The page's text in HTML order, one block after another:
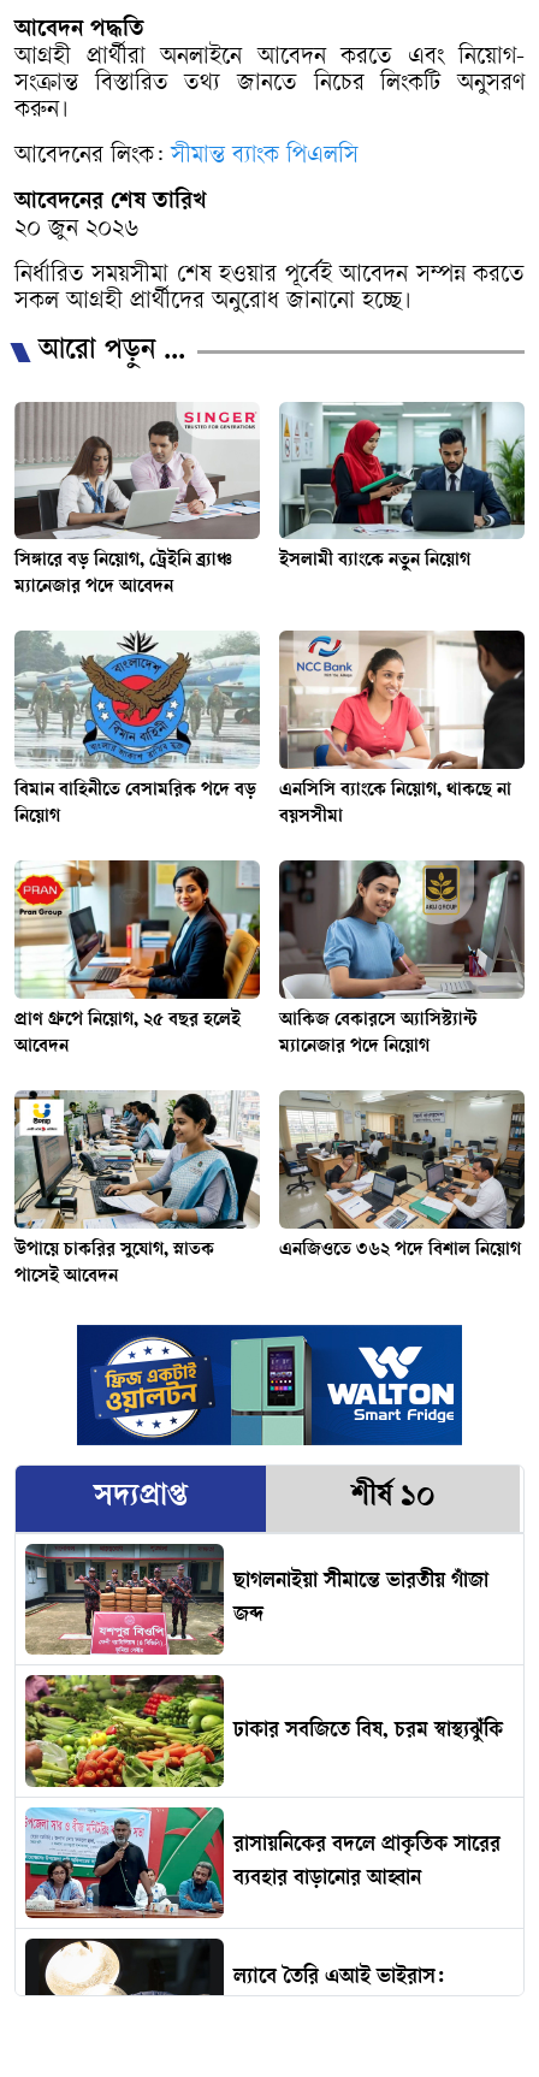
আবেদন পদ্ধতি
আগ্রহী প্রার্থীরা অনলাইনে আবেদন করতে এবং নিয়োগ-
সংক্রান্ত বিস্তারিত তথ্য জানতে নিচের লিংকটি অনুসরণ
করুন।
আবেদনের লিংক:সীমান্ত ব্যাংক পিএলসি
আবেদনের শেষ তারিখ
২০ জুন ২০২৬
নির্ধারিত সময়সীমা শেষ হওয়ার পূর্বেই আবেদন সম্পন্ন করতে
সকল আগ্রহী প্রার্থীদের অনুরোধ জানানো হচ্ছে।
আরো পড়ুন ...
সিঙ্গারে বড় নিয়োগ, ট্রেইনি ব্র্যাঞ্চ
ম্যানেজার পদে আবেদন
ইসলামী ব্যাংকে নতুন নিয়োগ
বিমান বাহিনীতে বেসামরিক পদে বড়
নিয়োগ
এনসিসি ব্যাংকে নিয়োগ, থাকছে না
বয়সসীমা
প্রাণ গ্রুপে নিয়োগ, ২৫ বছর হলেই
আবেদন
আকিজ বেকারসে অ্যাসিস্ট্যান্ট
ম্যানেজার পদে নিয়োগ
উপায়ে চাকরির সুযোগ, স্নাতক
পাসেই আবেদন
এনজিওতে ৩৬২ পদে বিশাল নিয়োগ
সদ্যপ্রাপ্ত শীর্ষ ১০
ছাগলনাইয়া সীমান্তে ভারতীয় গাঁজা
জব্দ
ঢাকার সবজিতে বিষ, চরম স্বাস্থ্যঝুঁকি
রাসায়নিকের বদলে প্রাকৃতিক সারের
ব্যবহার বাড়ানোর আহ্বান
ল্যাবে তৈরি এআই ভাইরাস: